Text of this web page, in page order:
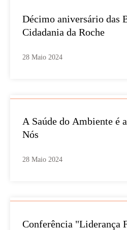
Décimo aniversário das
Cidadania da Roche
28 Maio 2024
A Saúde do Ambiente é
Nós
28 Maio 2024
Conferência "Liderança